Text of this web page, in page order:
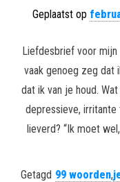
Geplaatst op
Liefdesbrief voor
vaak genoeg zeg dat
dat ik van je houd.
depressieve,
lieverd? “Ik moet
Getagd 99 woorden,